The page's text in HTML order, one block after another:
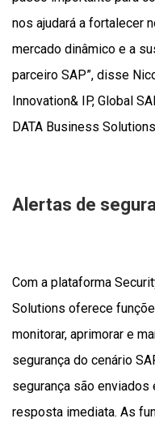
nos ajudará a fortalecer
mercado dinâmico e a
parceiro SAP”, disse
Innovation& IP, Global
DATA Business
Alertas de
Com a plataforma
Solutions oferece
monitorar, aprimorar e
segurança do cenário
segurança são enviados
resposta imediata. As